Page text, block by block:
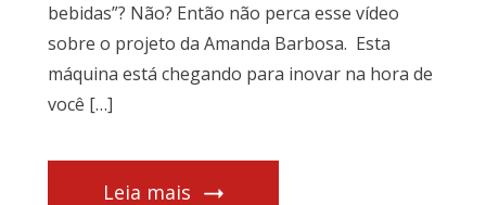
bebidas”? Não? Então não perca esse vídeo
sobre o projeto da Amanda Barbosa. Esta
máquina está chegando para inovar na hora de
você […]
Leia mais